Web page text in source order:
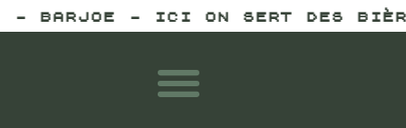
SERT DES BIÈRES PLUS